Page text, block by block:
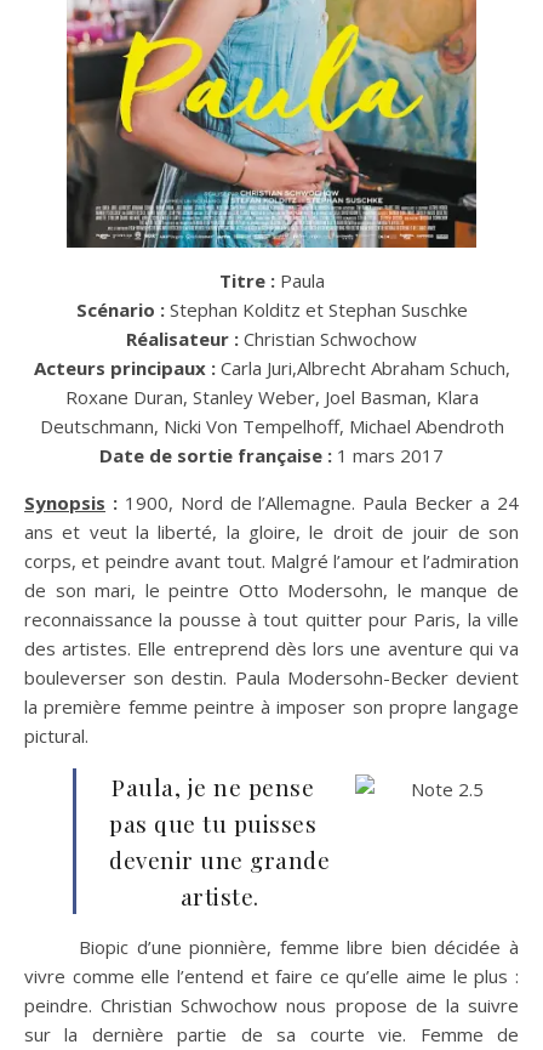
Titre : Paula
Scénario : Stephan Kolditz et Stephan Suschke
Réalisateur : Christian Schwochow
Acteurs principaux : Carla Juri,Albrecht Abraham Schuch,
Roxane Duran, Stanley Weber, Joel Basman, Klara
Deutschmann, Nicki Von Tempelhoff, Michael Abendroth
Date de sortie française : 1 mars 2017
Synopsis : 1900, Nord de l’Allemagne. Paula Becker a 24
ans et veut la liberté, la gloire, le droit de jouir de son
corps, et peindre avant tout. Malgré l’amour et l’admiration
de son mari, le peintre Otto Modersohn, le manque de
reconnaissance la pousse à tout quitter pour Paris, la ville
des artistes. Elle entreprend dès lors une aventure qui va
bouleverser son destin. Paula Modersohn-Becker devient
la première femme peintre à imposer son propre langage
pictural.
Paula, je ne pense
pas que tu puisses
devenir une grande
artiste.
Biopic d’une pionnière, femme libre bien décidée à
vivre comme elle l’entend et faire ce qu’elle aime le plus :
peindre. Christian Schwochow nous propose de la suivre
sur la dernière partie de sa courte vie. Femme de